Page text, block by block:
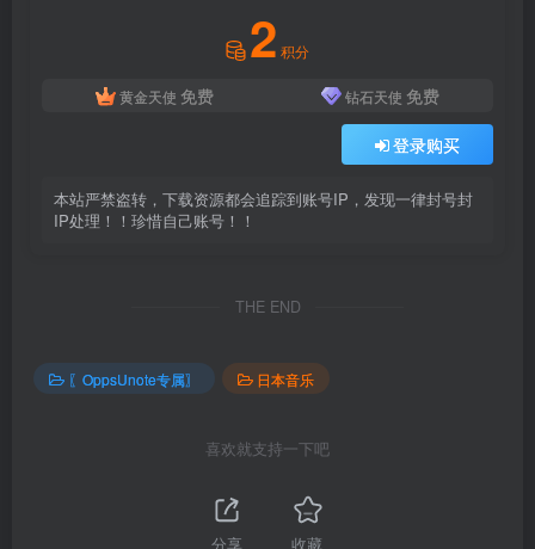
2 积分
黄金天使 免费 钻石天使 免费
登录购买
本站严禁盗转，下载资源都会追踪到账号IP，发现一律封号封
IP处理！！珍惜自己账号！！
THE END
〖OppsUnote专属〗 日本音乐
喜欢就支持一下吧
分享 收藏